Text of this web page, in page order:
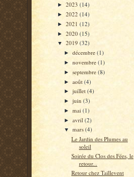
► 2023 (14)
► 2022 (14)
► 2021 (12)
► 2020 (15)
▼ 2019 (32)
►décembre(1)
►novembre(1)
►septembre(8)
►août(4)
►juillet(4)
►juin(3)
►mai(1)
►avril(2)
▼mars(4)
Le Jardin des Plumes au
soleil
Soirée du Clos des Fées, le
retour...
Retour chez Taillevent